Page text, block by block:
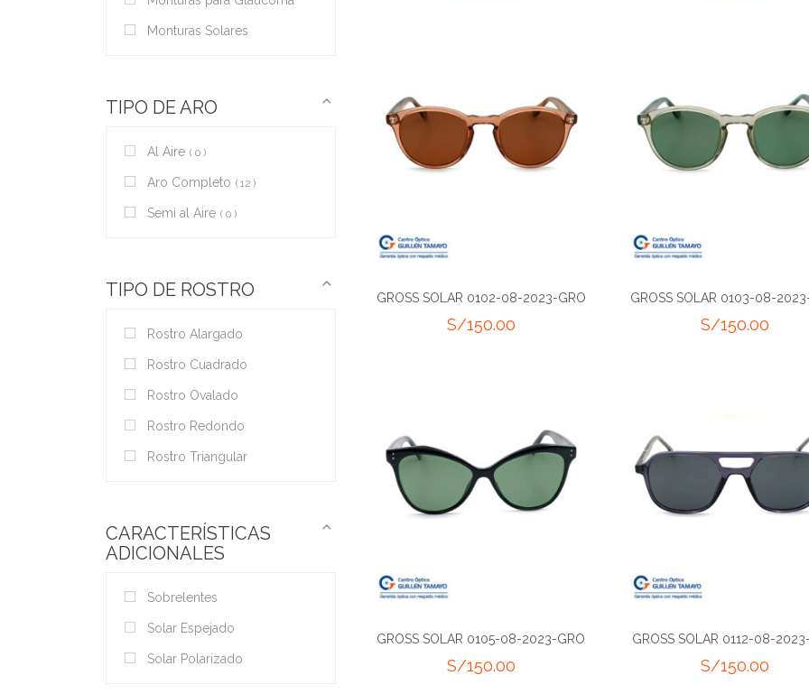
Monturas Solares
TIPO DE ARO
Al Aire 0
Aro Completo 12
Semi al Aire 0
TIPO DE ROSTRO
Rostro Alargado
Rostro Cuadrado
Rostro Ovalado
Rostro Redondo
Rostro Triangular
CARACTERÍSTICAS
ADICIONALES
Sobrelentes
Solar Espejado
Solar Polarizado
GROSS SOLAR 0102-08-2023-GRO
S/150.00
GROSS SOLAR 0103-08-
S/150.00
GROSS SOLAR 0105-08-2023-GRO
S/150.00
GROSS SOLAR 0112-08-
S/150.00